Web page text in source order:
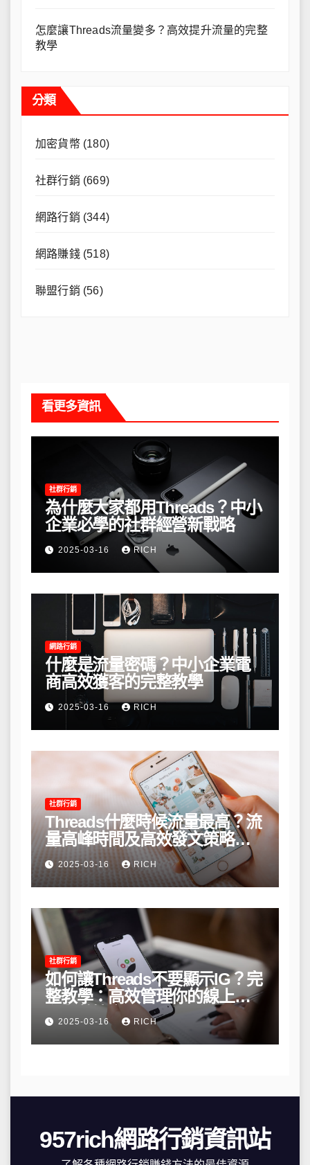
怎麼讓Threads流量變多？高效提升流量的完整
教學
分類
加密貨幣(180)
社群行銷 (669)
網路行銷 (344)
網路賺錢(518)
聯盟行銷 (56)
看更多資訊
社群行銷
為什麼大家都用Threads？中小
企業必學的社群經營新戰略
2025-03-16 RICH
網路行銷
什麼是流量密碼？中小企業電
商高效獲客的完整教學
2025-03-16 RICH
社群行銷
Threads什麼時候流量最高？流
量高峰時間及高效發文策略攻
略2025-03-16 RICH
社群行銷
如何讓Threads不要顯示IG？完
整教學：高效管理你的線上隱
私與數據安全
2025-03-16 RICH
957rich網路行銷資訊站